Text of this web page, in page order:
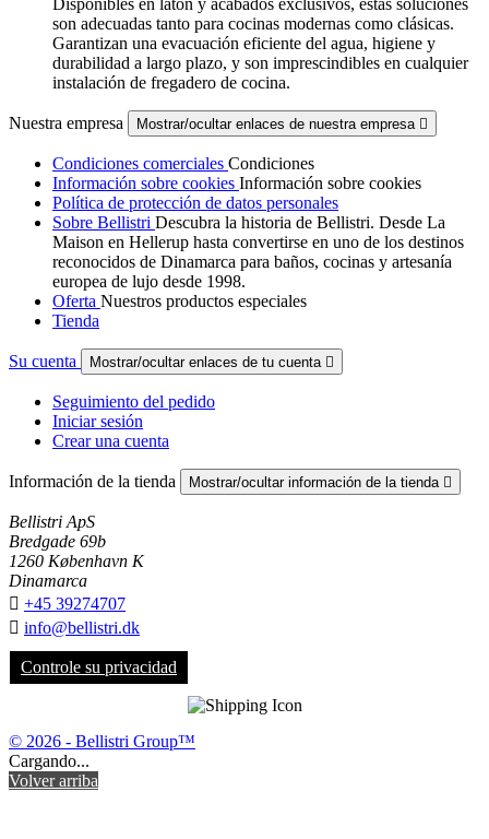
son adecuadas tanto para cocinas modernas como clásicas.
Garantizan una evacuación eficiente del agua, higiene y
durabilidad a largo plazo, y son imprescindibles en cualquier
instalación de fregadero de cocina.
Nuestra empresa Mostrar/ocultar enlaces de nuestra empresa 
Condiciones comerciales Condiciones
Información sobre cookies Información sobre cookies
Política de protección de datos personales
Sobre Bellistri Descubra la historia de Bellistri. Desde La
Maison en Hellerup hasta convertirse en uno de los destinos
reconocidos de Dinamarca para baños, cocinas y artesanía
europea de lujo desde 1998.
Oferta Nuestros productos especiales
Tienda
Su cuenta Mostrar/ocultar enlaces de tu cuenta 
Seguimiento del pedido
Iniciar sesión
Crear una cuenta
Información de la tienda Mostrar/ocultar información de la tienda 
Bellistri ApS
Bredgade 69b
1260 København K
Dinamarca
 +45 39274707
 info@bellistri.dk
Controle su privacidad
© 2026 - Bellistri Group™
Cargando...
Volver arriba